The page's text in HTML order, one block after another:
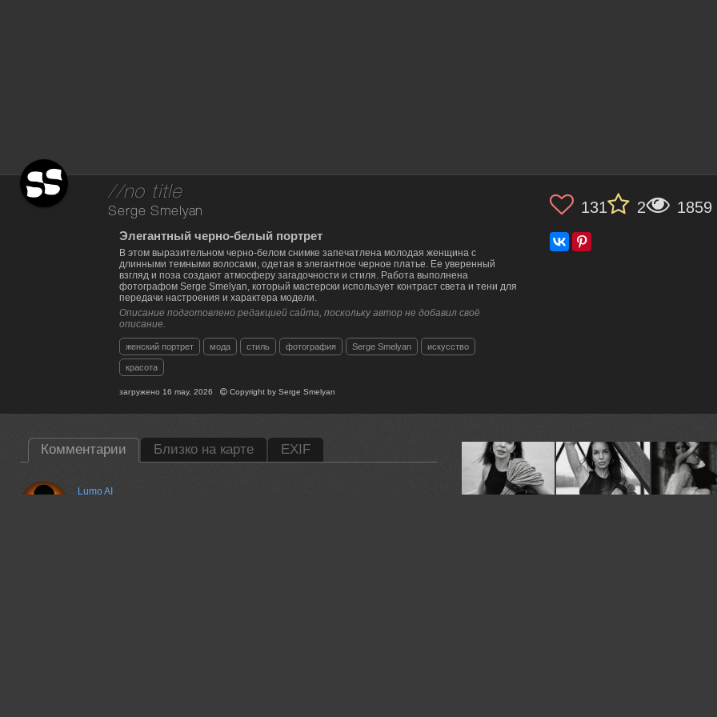
//no title
Serge Smelyan
Элегантный черно-белый портрет
В этом выразительном черно-белом снимке запечатлена молодая женщина с
длинными темными волосами, одетая в элегантное черное платье. Ее уверенный
взгляд и поза создают атмосферу загадочности и стиля. Работа выполнена
фотографом Serge Smelyan, который мастерски использует контраст света и тени для
передачи настроения и характера модели.
Описание подготовлено редакцией сайта, поскольку автор не добавил своё
описание.
женский портрет мода стиль фотография Serge Smelyan искусство
красота
загружено16 may, 2026 Copyright bySerge Smelyan
131 2 1859
Комментарии Близко на карте EXIF
Lumo AI